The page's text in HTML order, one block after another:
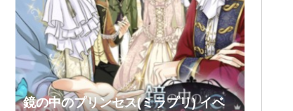
鏡の中のプリンセス(ミラプリ) イベ